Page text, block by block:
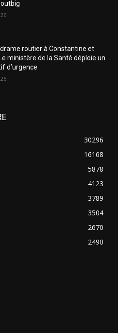
drame routier à Constantine et
ministère de la Santé déploie un
d’urgence
30296
16168
5878
4123
3789
3504
2670
2490